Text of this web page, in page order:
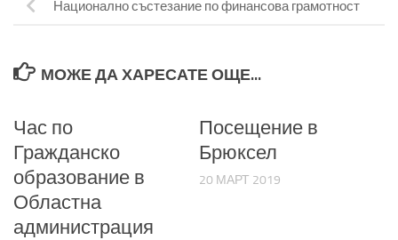
Национално състезание по финансова грамотност
МОЖЕ ДА ХАРЕСАТЕ ОЩЕ...
Час по
Гражданско
образование в
Областна
администрация
Посещение в
Брюксел
20 МАРТ 2019